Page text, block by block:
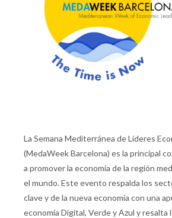
La Semana Mediterránea de Líderes
(MedaWeek Barcelona) es la principal
a promover la economía de la región
el mundo. Este evento respalda los
clave y de la nueva economía con una
economía Digital, Verde y Azul y resalta